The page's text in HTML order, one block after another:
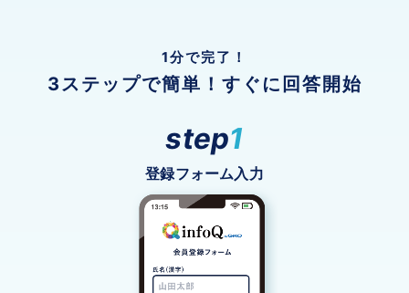
1分で完了！
3ステップで簡単！すぐに回答開始
step1
登録フォーム入力